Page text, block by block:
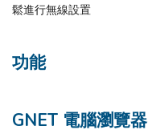
鬆進行無線設置
功能
GNET 電腦瀏覽器